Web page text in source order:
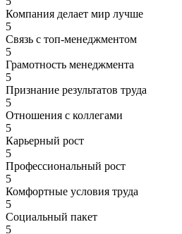
Компания делает мир лучше
5
Связь с топ-менеджментом
5
Грамотность менеджмента
5
Признание результатов труда
5
Отношения с коллегами
5
Карьерный рост
5
Профессиональный рост
5
Комфортные условия труда
5
Социальный пакет
5